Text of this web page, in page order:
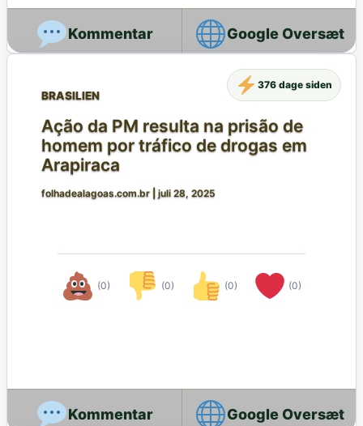
Google Oversæt
BRASILIEN
Ação da PM resulta na prisão de
homem por tráfico de drogas em
Arapiraca
folhadealagoas.com.br juli 28, 2025
(0) (0) (0) (0)
376 dage siden
Google Oversæt